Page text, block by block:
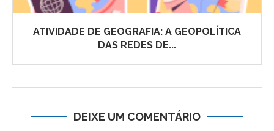
ATIVIDADE DE GEOGRAFIA: A GEOPOLÍTICA
DAS REDES DE...
DEIXE UM COMENTÁRIO